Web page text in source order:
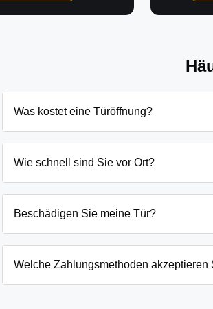
Was kostet eine Türöffnung?
Schließanlage. Grundsätzlich beginnen
Wie schnell sind Sie vor Ort?
eingesperrten Kindern oder laufenden
Beschädigen Sie meine Tür?
absoluten Ausnahmefällen, wenn keine
Welche Zahlungsmethoden akzeptieren